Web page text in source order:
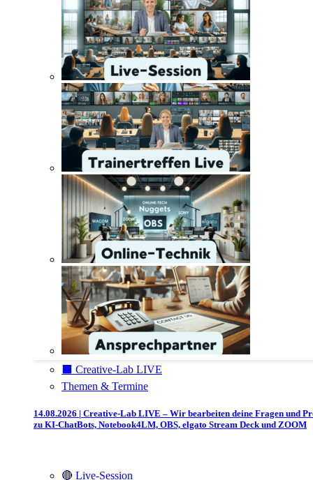
⬛️ Creative-Lab LIVE
Themen & Termine
14.08.2026 | Creative-Lab LIVE – Wir bearbeiten deine Fragen und
zu KI-ChatBots, Notebook4LM, OBS, elgato Stream Deck und ZOOM
🔴 Live-Session